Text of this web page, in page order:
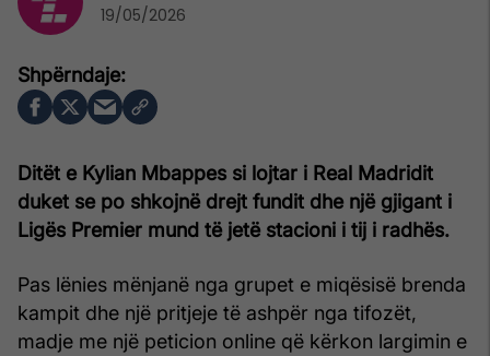
Ditët e Kylian Mbappes si lojtar i Real Madridit
duket se po shkojnë drejt fundit dhe një gjigant i
Ligës Premier mund të jetë stacioni i tij i radhës.
Pas lënies mënjanë nga grupet e miqësisë brenda
kampit dhe një pritjeje të ashpër nga tifozët,
madje me një peticion online që kërkon largimin e
19/05/2026